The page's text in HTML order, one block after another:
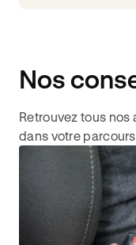
Nos
Retrouvez tous nos
dans votre parcours